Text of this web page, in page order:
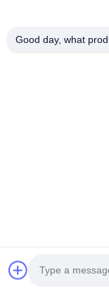
Copyright © 2018-2026
Good day, what